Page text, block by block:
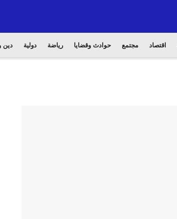
اقتصاد مجتمع حوادث وقضايا رياضة دولية دين